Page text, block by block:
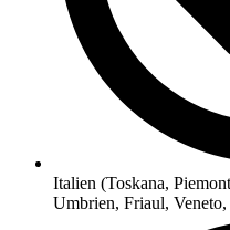
Italien (Toskana,
Umbrien, Friaul,